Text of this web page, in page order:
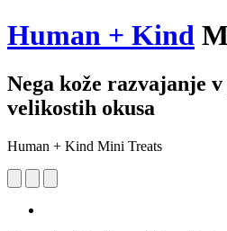
Human + Kind
Nega kože razvajanje
velikostih okusa
Human + Kind Mini Treats